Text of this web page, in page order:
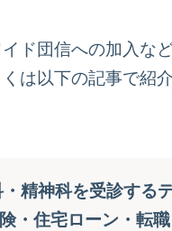
ド団信への加入な
は以下の記事で紹
精神科を受診する
・住宅ローン・転職